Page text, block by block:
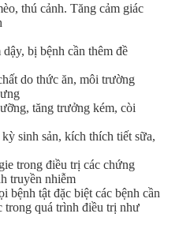
thú cảnh. Tăng cảm giác
bị bệnh cần thêm đề
do thức ăn, môi trường
tăng trưởng kém, còi
sinh sản, kích thích tiết sữa,
trong điều trị các chứng
truyền nhiễm
bệnh tật đặc biệt các bệnh cần
trong quá trình điều trị như